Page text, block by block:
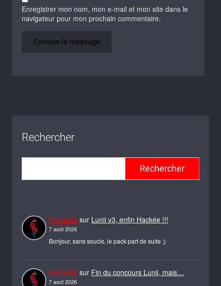
Enregistrer mon nom, mon e-mail et mon site dans le
navigateur pour mon prochain commentaire.
Rechercher
Rechercher
PhOeNiX sur Lunii v3, enfin Hackée !!!
7 août 2026
Bonjour, sans soucis, le pack part de suite ;)
PhOeNiX sur Fin du concours Lunii, mais…
7 août 2026